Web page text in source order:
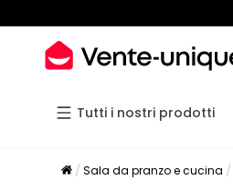
Tutti i nostri prodotti
Sala da pranzo e cucina